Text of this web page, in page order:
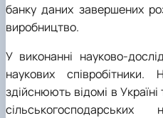
банку даних завершених
виробництво.
У виконанні науково-
наукових
здійснюють відомі в